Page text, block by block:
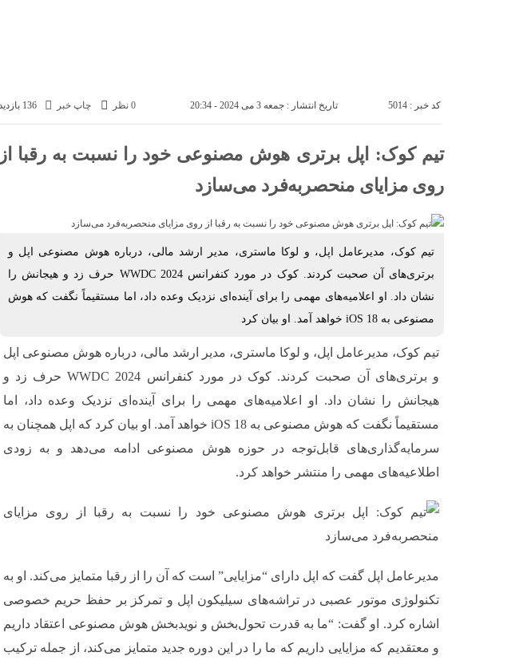
تاریخ انتشار : جمعه 3 می 2024 - 20:34 136 بازدید کد خبر : 5014 چاپ خبر 0 نظر
تیم کوک: اپل برتری هوش مصنوعی خود را نسبت به رقبا از
روی مزایای منحصربه‌فرد می‌سازد
تیم کوک، مدیرعامل اپل، و لوکا ماستری، مدیر ارشد مالی، درباره هوش مصنوعی اپل و
برتری‌های آن صحبت کردند. کوک در مورد کنفرانس WWDC 2024 حرف زد و هیجانش را
نشان داد. او اعلامیه‌های مهمی را برای آینده‌ای نزدیک وعده داد، اما مستقیماً نگفت که هوش
مصنوعی به iOS 18 خواهد آمد. او بیان کرد
تیم کوک، مدیرعامل اپل، و لوکا ماستری، مدیر ارشد مالی، درباره هوش مصنوعی اپل
و برتری‌های آن صحبت کردند. کوک در مورد کنفرانس WWDC 2024 حرف زد و
هیجانش را نشان داد. او اعلامیه‌های مهمی را برای آینده‌ای نزدیک وعده داد، اما
مستقیماً نگفت که هوش مصنوعی به iOS 18 خواهد آمد. او بیان کرد که اپل همچنان به
سرمایه‌گذاری‌های قابل‌توجه در حوزه هوش مصنوعی ادامه می‌دهد و به زودی
اطلاعیه‌های مهمی را منتشر خواهد کرد.
مدیرعامل اپل گفت که اپل دارای “مزایایی” است که آن را از رقبا متمایز می‌کند. او به
تکنولوژی موتور عصبی در تراشه‌های سیلیکون اپل و تمرکز بر حفظ حریم خصوصی
اشاره کرد. او گفت: “ما به قدرت تحول‌بخش و نویدبخش هوش مصنوعی اعتقاد داریم
و معتقدیم که مزایایی داریم که ما را در این دوره جدید متمایز می‌کند، از جمله ترکیب